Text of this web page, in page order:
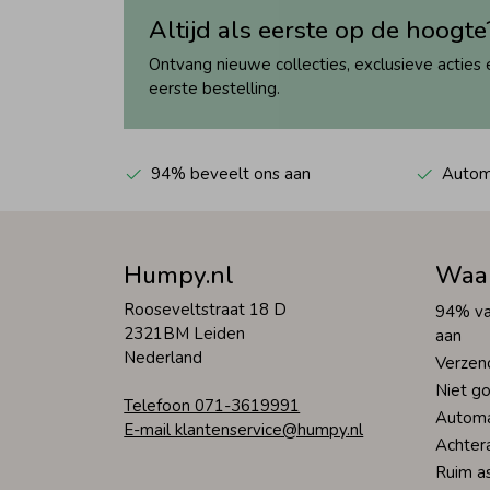
Altijd als eerste op de
Ontvang nieuwe collecties, exclusieve
eerste bestelling.
94% beveelt ons aan
Humpy.nl
Rooseveltstraat 18 D
2321BM Leiden
Nederland
Telefoon 071-3619991
E-mail klantenservice@humpy.nl
94%
aan
Niet
Ruim